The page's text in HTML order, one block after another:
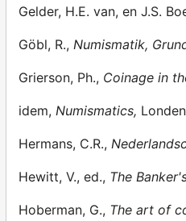
Gelder, H.E. van, en J.S.
Göbl, R.,Numismatik,
Grierson, Ph., Coinage in
idem,Numismatics,
Hermans, C.R.,
Hewitt, V., ed., The
Hoberman, G., The art of